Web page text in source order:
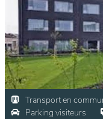
Transport en
Parking visiteurs